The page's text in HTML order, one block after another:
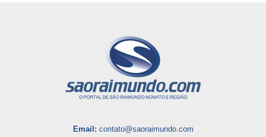
Email: contato@saoraimundo.com